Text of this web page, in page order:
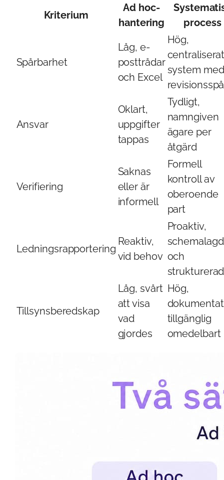
Kriterium
Ad hoc-
hantering
process
Spårbarhet
Låg, e-
posttrådar
och Excel
Hög,
system med
Ansvar
Oklart,
uppgifter
tappas
Tydligt,
namngiven
ägare per
åtgärd
Verifiering
Saknas
eller är
informell
Formell
kontroll av
oberoende
part
Ledningsrapportering
Reaktiv,
vid behov
Proaktiv,
schemalagd
och
strukturerad
Tillsynsberedskap
Låg, svårt
att visa
vad
gjordes
Hög,
tillgänglig
omedelbart